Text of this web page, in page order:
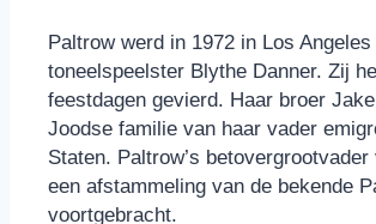
Paltrow werd in 1972 in Los
toneelspeelster Blythe Danner. Zij
feestdagen gevierd. Haar broer
Joodse familie van haar vader
Staten. Paltrow’s
een afstammeling van de bekende
voortgebracht.